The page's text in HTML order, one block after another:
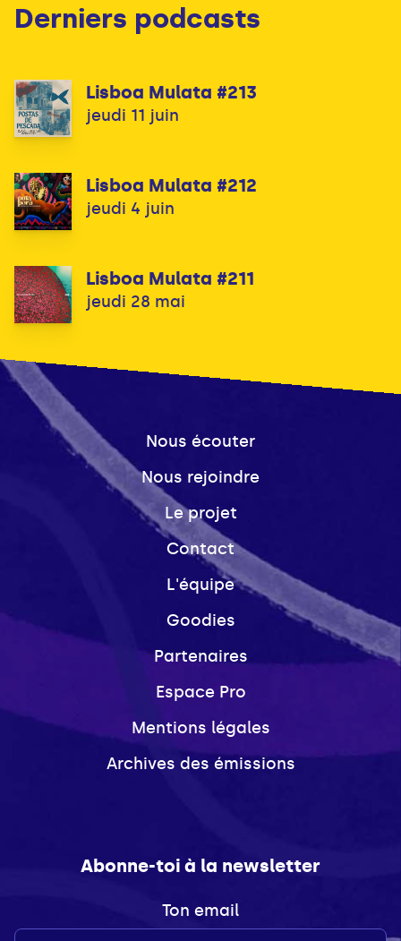
Derniers podcasts
Lisboa Mulata #213
jeudi 11 juin
Lisboa Mulata #212
jeudi 4 juin
Lisboa Mulata #211
jeudi 28 mai
Nous écouter
Nous rejoindre
Le projet
Contact
L'équipe
Goodies
Partenaires
Espace Pro
Mentions légales
Archives des émissions
Abonne-toi à la newsletter
Ton email